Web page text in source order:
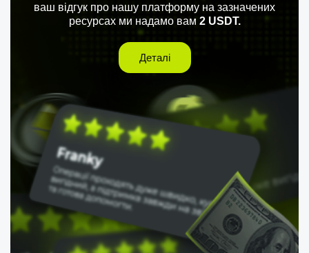
ваш відгук про нашу платформу на зазначених
ресурсах ми надамо вам 2 USDT.
Деталі